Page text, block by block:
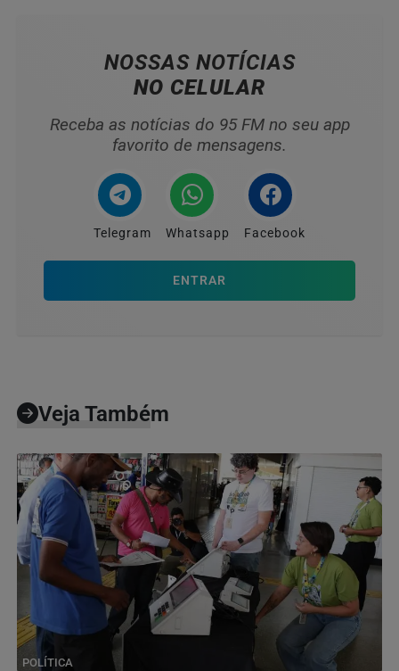
NOSSAS NOTÍCIAS
NO CELULAR
Receba as notícias do 95 FM no seu app
favorito de mensagens.
Telegram Whatsapp Facebook
ENTRAR
Veja Também
POLÍTICA